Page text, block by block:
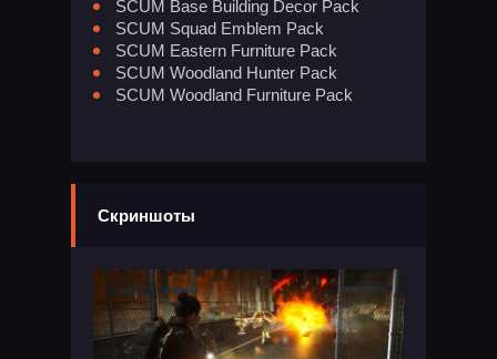
SCUM Base Building Decor Pack
SCUM Squad Emblem Pack
SCUM Eastern Furniture Pack
SCUM Woodland Hunter Pack
SCUM Woodland Furniture Pack
Скриншоты